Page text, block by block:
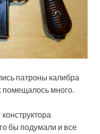
патроны калибра
помещалось много.
бы подумали и все